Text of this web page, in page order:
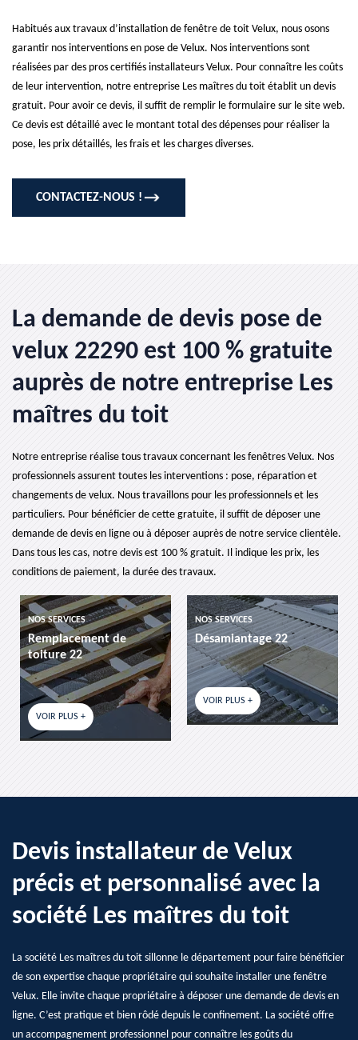
Habitués aux travaux d’installation de fenêtre de toit Velux, nous osons
garantir nos interventions en pose de Velux. Nos interventions sont
réalisées par des pros certifiés installateurs Velux. Pour connaître les coûts
de leur intervention, notre entreprise Les maîtres du toit établit un devis
gratuit. Pour avoir ce devis, il suffit de remplir le formulaire sur le site web.
Ce devis est détaillé avec le montant total des dépenses pour réaliser la
pose, les prix détaillés, les frais et les charges diverses.
CONTACTEZ-NOUS !
La demande de devis pose de
velux 22290 est 100 % gratuite
auprès de notre entreprise Les
maîtres du toit
Notre entreprise réalise tous travaux concernant les fenêtres Velux. Nos
professionnels assurent toutes les interventions : pose, réparation et
changements de velux. Nous travaillons pour les professionnels et les
particuliers. Pour bénéficier de cette gratuite, il suffit de déposer une
demande de devis en ligne ou à déposer auprès de notre service clientèle.
Dans tous les cas, notre devis est 100 % gratuit. Il indique les prix, les
conditions de paiement, la durée des travaux.
NOS SERVICES
Remplacement de
toiture 22
VOIR PLUS +
NOS SERVICES
Désamiantage 22
VOIR PLUS +
Devis installateur de Velux
précis et personnalisé avec la
société Les maîtres du toit
La société Les maîtres du toit sillonne le département pour faire bénéficier
de son expertise chaque propriétaire qui souhaite installer une fenêtre
Velux. Elle invite chaque propriétaire à déposer une demande de devis en
ligne. C’est pratique et bien rôdé depuis le confinement. La société offre
un accompagnement professionnel pour connaître les goûts du